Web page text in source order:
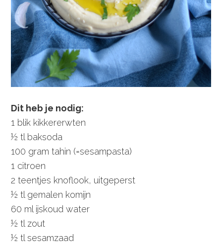
Dit heb je nodig:
1 blik kikkererwten
½ tl baksoda
100 gram tahin (=sesampasta)
1 citroen
2 teentjes knoflook, uitgeperst
½ tl gemalen komijn
60 ml ijskoud water
½ tl zout
½ tl sesamzaad